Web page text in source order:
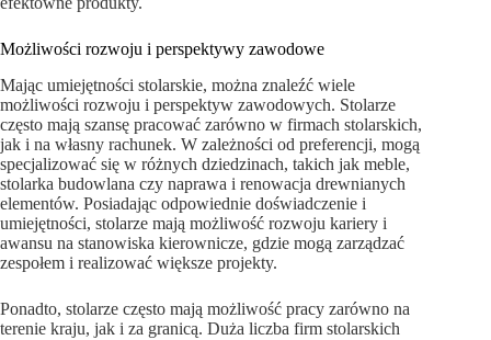
Możliwości rozwoju i perspektywy zawodowe
Mając umiejętności stolarskie, można znaleźć wiele
możliwości rozwoju i perspektyw zawodowych. Stolarze
często mają szansę pracować zarówno w firmach stolarskich,
jak i na własny rachunek. W zależności od preferencji, mogą
specjalizować się w różnych dziedzinach, takich jak meble,
stolarka budowlana czy naprawa i renowacja drewnianych
elementów. Posiadając odpowiednie doświadczenie i
umiejętności, stolarze mają możliwość rozwoju kariery i
awansu na stanowiska kierownicze, gdzie mogą zarządzać
zespołem i realizować większe projekty.
Ponadto, stolarze często mają możliwość pracy zarówno na
terenie kraju, jak i za granicą. Duża liczba firm stolarskich